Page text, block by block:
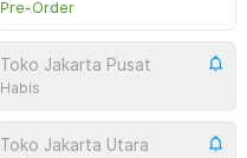
Pre-Order
Toko Jakarta Pusat
Habis
Toko Jakarta Utara